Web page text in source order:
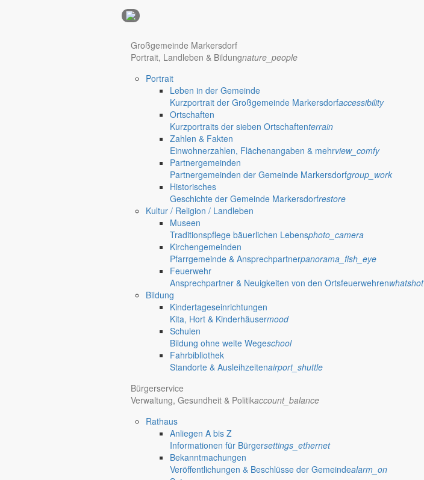
Hotel Nürnberg
Regional werben auf markersdorf.de! anzeigen@gemeinde-markersdorf.de
Großgemeinde Markersdorf
Portrait, Landleben & Bildungnature_people
Portrait
Leben in der Gemeinde
Kurzportrait der Großgemeinde Markersdorfaccessibility
Ortschaften
Kurzportraits der sieben Ortschaftenterrain
Zahlen & Fakten
Einwohnerzahlen, Flächenangaben & mehrview_comfy
Partnergemeinden
Partnergemeinden der Gemeinde Markersdorfgroup_work
Historisches
Geschichte der Gemeinde Markersdorfrestore
Kultur / Religion / Landleben
Museen
Traditionspflege bäuerlichen Lebensphoto_camera
Kirchengemeinden
Pfarrgemeinde & Ansprechpartnerpanorama_fish_eye
Feuerwehr
Ansprechpartner & Neuigkeiten von den Ortsfeuerwehrenwhatshot
Bildung
Kindertageseinrichtungen
Kita, Hort & Kinderhäusermood
Schulen
Bildung ohne weite Wegeschool
Fahrbibliothek
Standorte & Ausleihzeitenairport_shuttle
Bürgerservice
Verwaltung, Gesundheit & Politikaccount_balance
Rathaus
Anliegen A bis Z
Informationen für Bürgersettings_ethernet
Bekanntmachungen
Veröffentlichungen & Beschlüsse der Gemeindealarm_on
Deutsch-Paulsdorf